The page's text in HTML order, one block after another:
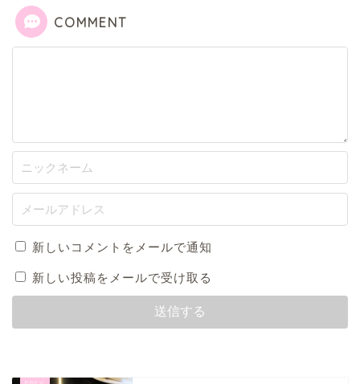
COMMENT
新しいコメントをメールで通知
新しい投稿をメールで受け取る